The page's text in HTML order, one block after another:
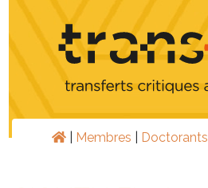
Membres Doctorants